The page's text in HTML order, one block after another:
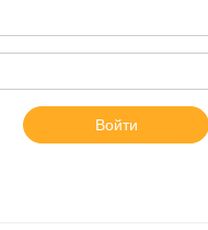
Войти